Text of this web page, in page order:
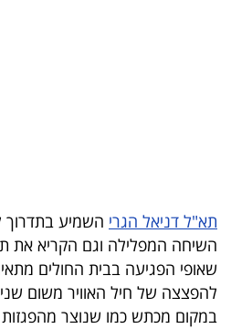
המילון
הכלכלי
פודקאסט
תא"ל דניאל הגרי השמיע בתדרוך
השיחה המפלילה וגם הקריא את
שאופי הפגיעה בבית החולים
להפצצה של חיל האוויר משום
במקום מכתש כמו שנוצר מהפגזות